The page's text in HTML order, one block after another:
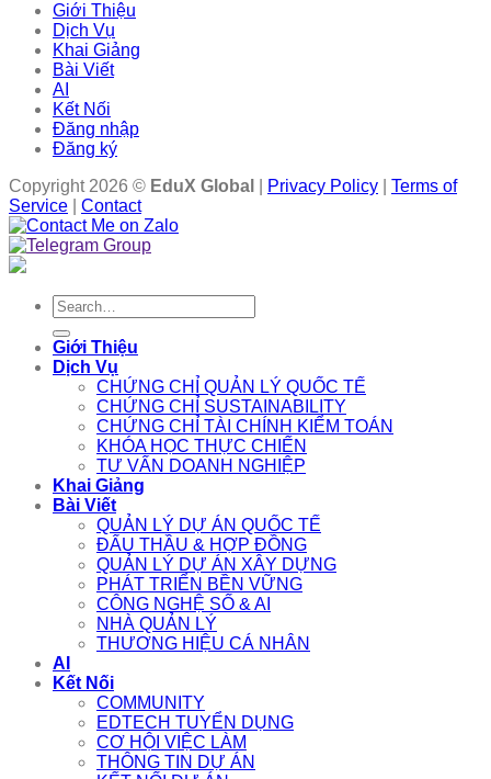
Giới Thiệu
Dịch Vụ
Khai Giảng
Bài Viết
AI
Kết Nối
Đăng nhập
Đăng ký
Copyright 2026 © EduX Global Privacy Policy
Terms of
Service
Contact
Search
for:
Giới Thiệu
Dịch Vụ
CHỨNG CHỈ QUẢN LÝ QUỐC TẾ
CHỨNG CHỈ SUSTAINABILITY
CHỨNG CHỈ TÀI CHÍNH KIỂM TOÁN
KHÓA HỌC THỰC CHIẾN
TƯ VẤN DOANH NGHIỆP
Khai Giảng
Bài Viết
QUẢN LÝ DỰ ÁN QUỐC TẾ
ĐẤU THẦU & HỢP ĐỒNG
QUẢN LÝ DỰ ÁN XÂY DỰNG
PHÁT TRIỂN BỀN VỮNG
CÔNG NGHỆ SỐ & AI
NHÀ QUẢN LÝ
THƯƠNG HIỆU CÁ NHÂN
AI
Kết Nối
COMMUNITY
EDTECH TUYỂN DỤNG
CƠ HỘI VIỆC LÀM
THÔNG TIN DỰ ÁN